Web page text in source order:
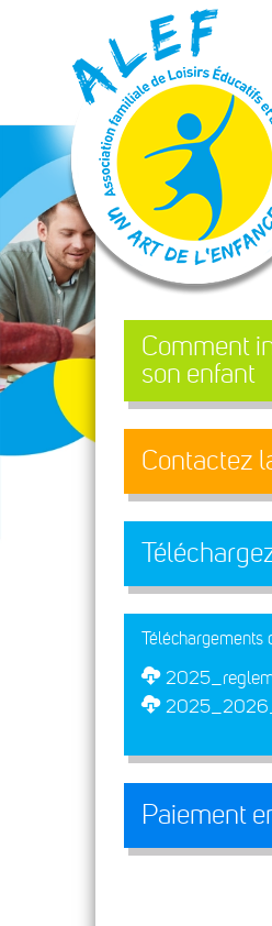
Panneau de gestion des cookies
Comment
son enfant
Contactez
Téléchargements
Paiement